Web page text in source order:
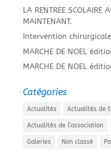
LA RENTREE SCOLAIRE
MAINTENANT.
Intervention
MARCHE DE NOEL
MARCHE DE NOEL
Catégories
Actualités Actualités de
Actualités de l’association
Galeries Non classé